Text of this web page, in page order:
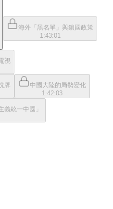
海外「黑名單」與鎖國政策
1:43:01
視
牌
中國大陸的局勢變化
1:42:03
義統一中國」